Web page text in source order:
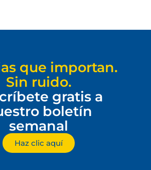
que importan.
Sin ruido.
gratis a
boletín
semanal
Haz clic aquí